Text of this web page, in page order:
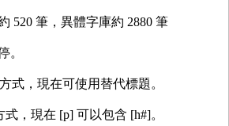
520 筆，異體字庫約 2880 筆
。
式，現在可使用替代標題。
，現在 [p] 可以包含 [h#]。